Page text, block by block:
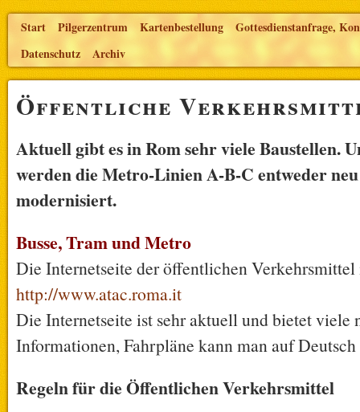
Start Pilgerzentrum Kartenbestellung
Gottesdienstanfrage,
Datenschutz
Archiv
Öffentliche
Aktuell gibt es in Rom sehr viele Baustellen.
werden die Metro-Linien A-B-C entweder
modernisiert.
Busse, Tram und Metro
Die Internetseite der öffentlichen
http://www.atac.roma.it
Die Internetseite ist sehr aktuell und bietet viele
Informationen, Fahrpläne kann man auf
Regeln für die Öffentlichen Verkehrsmittel